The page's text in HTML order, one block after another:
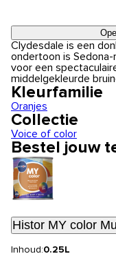
Clydesdale is een
ondertoon is
voor een
middelgekleurde
Kleurfamilie
Oranjes
Collectie
Voice of color
Bestel jouw
Histor MY color
Inhoud:0.25L